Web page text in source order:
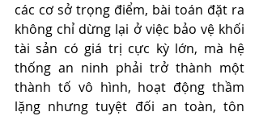
các cơ sở trọng điểm, bài toán đặt ra
không chỉ dừng lại ở việc bảo vệ khối
tài sản có giá trị cực kỳ lớn, mà hệ
thống an ninh phải trở thành một
thành tố vô hình, hoạt động thầm
lặng nhưng tuyệt đối an toàn, tôn